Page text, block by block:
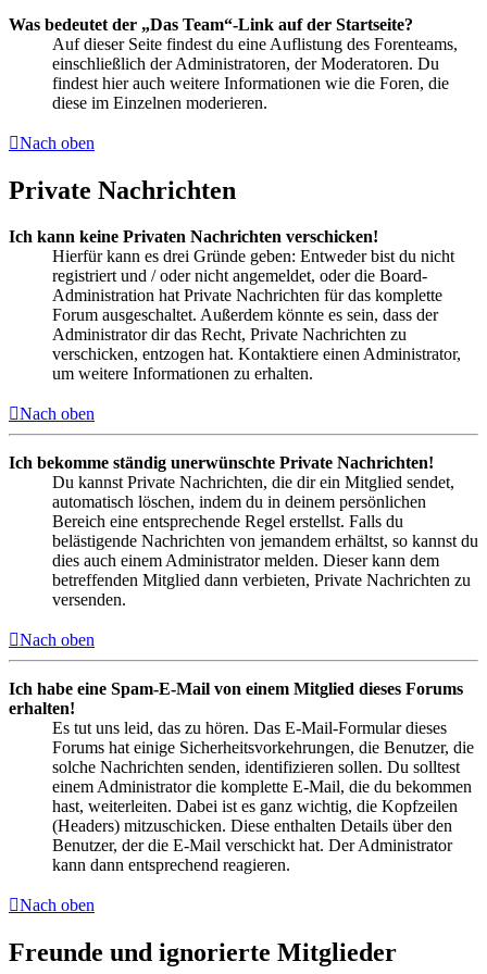
Was bedeutet der „Das Team“-Link auf der Startseite?
Auf dieser Seite findest du eine Auflistung des Forenteams,
einschließlich der Administratoren, der Moderatoren. Du
findest hier auch weitere Informationen wie die Foren, die
diese im Einzelnen moderieren.
Nach oben
Private Nachrichten
Ich kann keine Privaten Nachrichten verschicken!
Hierfür kann es drei Gründe geben: Entweder bist du nicht
registriert und / oder nicht angemeldet, oder die Board-
Administration hat Private Nachrichten für das komplette
Forum ausgeschaltet. Außerdem könnte es sein, dass der
Administrator dir das Recht, Private Nachrichten zu
verschicken, entzogen hat. Kontaktiere einen Administrator,
um weitere Informationen zu erhalten.
Nach oben
Ich bekomme ständig unerwünschte Private Nachrichten!
Du kannst Private Nachrichten, die dir ein Mitglied sendet,
automatisch löschen, indem du in deinem persönlichen
Bereich eine entsprechende Regel erstellst. Falls du
belästigende Nachrichten von jemandem erhältst, so kannst du
dies auch einem Administrator melden. Dieser kann dem
betreffenden Mitglied dann verbieten, Private Nachrichten zu
versenden.
Nach oben
Ich habe eine Spam-E-Mail von einem Mitglied dieses Forums
erhalten!
Es tut uns leid, das zu hören. Das E-Mail-Formular dieses
Forums hat einige Sicherheitsvorkehrungen, die Benutzer, die
solche Nachrichten senden, identifizieren sollen. Du solltest
einem Administrator die komplette E-Mail, die du bekommen
hast, weiterleiten. Dabei ist es ganz wichtig, die Kopfzeilen
(Headers) mitzuschicken. Diese enthalten Details über den
Benutzer, der die E-Mail verschickt hat. Der Administrator
kann dann entsprechend reagieren.
Nach oben
Freunde und ignorierte Mitglieder